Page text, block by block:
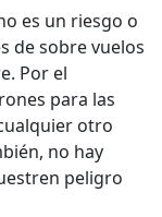
es un riesgo o
de sobre vuelos
Por el
para las
otro
no hay
peligro